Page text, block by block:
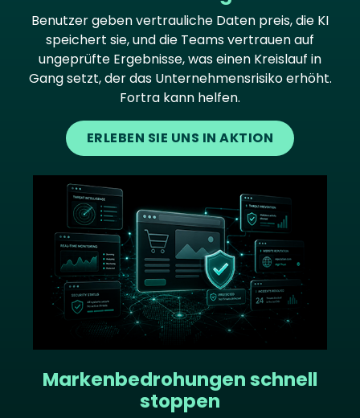
Benutzer geben vertrauliche Daten preis, die KI
speichert sie, und die Teams vertrauen auf
ungeprüfte Ergebnisse, was einen Kreislauf in
Gang setzt, der das Unternehmensrisiko erhöht.
Fortra kann helfen.
ERLEBEN SIE UNS IN AKTION
Markenbedrohungen schnell
stoppen